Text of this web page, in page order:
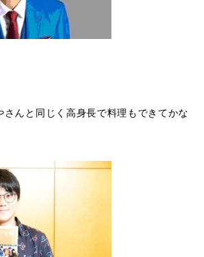
さんと同じく高身長で料理もできてかな